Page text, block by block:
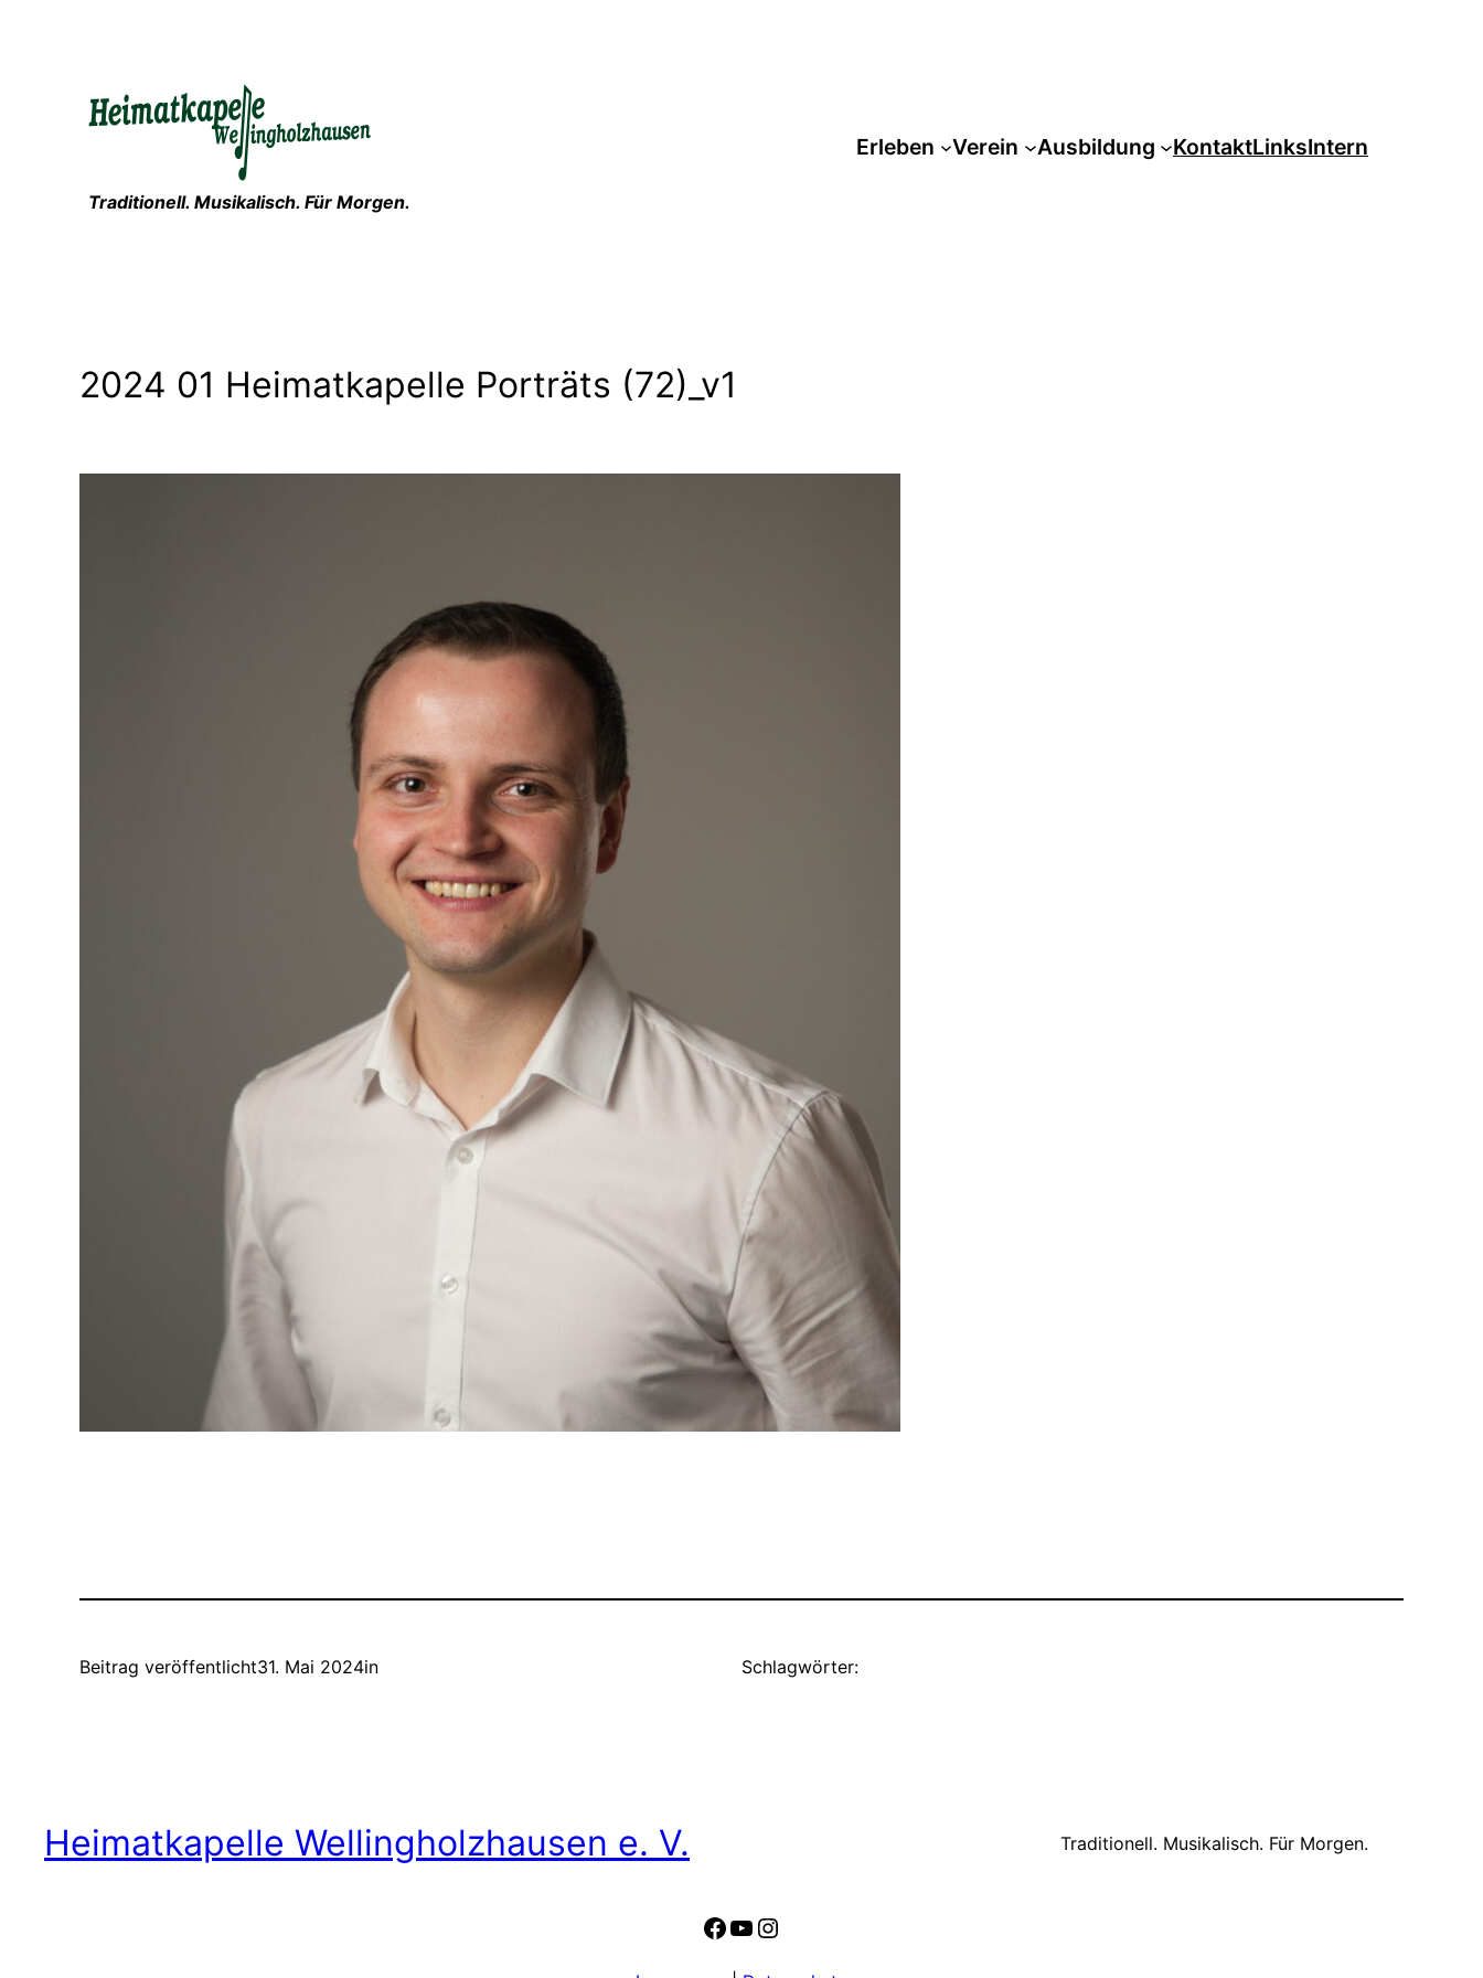
Traditionell. Musikalisch. Für Morgen.
Erleben Verein Ausbildung KontaktLinksIntern
2024 01 Heimatkapelle Porträts (72)_v1
Beitrag veröffentlicht31. Mai 2024in Schlagwörter:
Heimatkapelle Wellingholzhausen e. V. Traditionell. Musikalisch. Für Morgen.
Facebook
YouTube
Instagram